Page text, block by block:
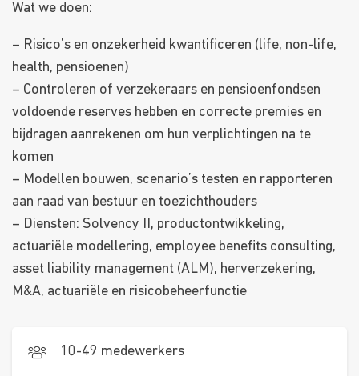
Wat we doen:
– Risico’s en onzekerheid kwantificeren (life, non-life,
health, pensioenen)
– Controleren of verzekeraars en pensioenfondsen
voldoende reserves hebben en correcte premies en
bijdragen aanrekenen om hun verplichtingen na te
komen
– Modellen bouwen, scenario’s testen en rapporteren
aan raad van bestuur en toezichthouders
– Diensten: Solvency II, productontwikkeling,
actuariële modellering, employee benefits consulting,
asset liability management (ALM), herverzekering,
M&A, actuariële en risicobeheerfunctie
10-49 medewerkers